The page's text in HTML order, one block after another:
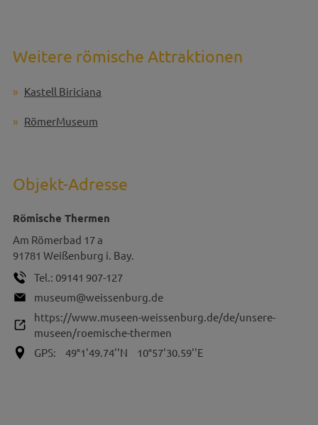
Weitere römische Attraktionen
Kastell Biriciana
RömerMuseum
Objekt-Adresse
Römische Thermen
Am Römerbad 17 a
91781 Weißenburg i. Bay.
Tel.: 09141 907-127
museum@weissenburg.de
https://www.museen-weissenburg.de/de/unsere-
museen/roemische-thermen
GPS:
49°1'49.74''N 10°57'30.59''E